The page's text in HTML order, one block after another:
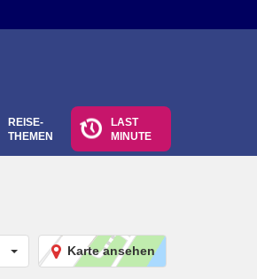
REISE-
THEMEN
LAST
MINUTE
Karte ansehen